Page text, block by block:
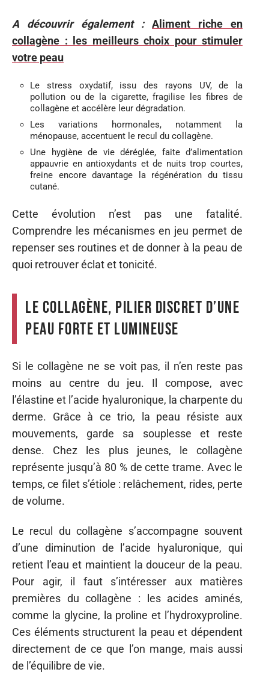
A découvrir également :
Aliment riche en
collagène : les meilleurs choix pour stimuler
votre peau
Le stress oxydatif, issu des rayons UV, de la
pollution ou de la cigarette, fragilise les fibres de
collagène et accélère leur dégradation.
Les variations hormonales, notamment la
ménopause, accentuent le recul du collagène.
Une hygiène de vie déréglée, faite d’alimentation
appauvrie en antioxydants et de nuits trop courtes,
freine encore davantage la régénération du tissu
cutané.
Cette évolution n’est pas une fatalité.
Comprendre les mécanismes en jeu permet de
repenser ses routines et de donner à la peau de
quoi retrouver éclat et tonicité.
Le collagène, pilier discret d’une
peau forte et lumineuse
Si le collagène ne se voit pas, il n’en reste pas
moins au centre du jeu. Il compose, avec
l’élastine et l’acide hyaluronique, la charpente du
derme. Grâce à ce trio, la peau résiste aux
mouvements, garde sa souplesse et reste
dense. Chez les plus jeunes, le collagène
représente jusqu’à 80 % de cette trame. Avec le
temps, ce filet s’étiole : relâchement, rides, perte
de volume.
Le recul du collagène s’accompagne souvent
d’une diminution de l’acide hyaluronique, qui
retient l’eau et maintient la douceur de la peau.
Pour agir, il faut s’intéresser aux matières
premières du collagène : les acides aminés,
comme la glycine, la proline et l’hydroxyproline.
Ces éléments structurent la peau et dépendent
directement de ce que l’on mange, mais aussi
de l’équilibre de vie.